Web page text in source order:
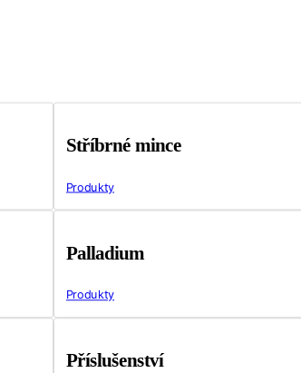
Stříbrné mince
Produkty
Palladium
Produkty
Příslušenství